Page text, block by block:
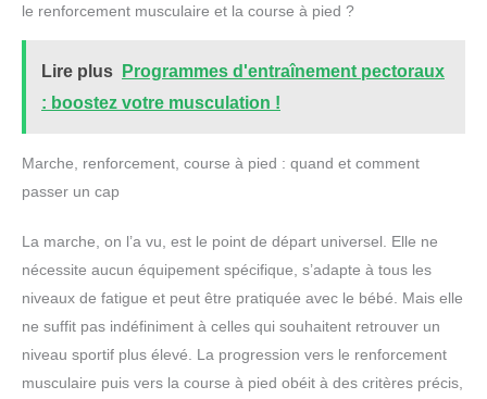
le renforcement musculaire et la course à pied ?
Lire plus
Programmes d'entraînement pectoraux
: boostez votre musculation !
Marche, renforcement, course à pied : quand et comment
passer un cap
La marche, on l’a vu, est le point de départ universel. Elle ne
nécessite aucun équipement spécifique, s’adapte à tous les
niveaux de fatigue et peut être pratiquée avec le bébé. Mais elle
ne suffit pas indéfiniment à celles qui souhaitent retrouver un
niveau sportif plus élevé. La progression vers le renforcement
musculaire puis vers la course à pied obéit à des critères précis,